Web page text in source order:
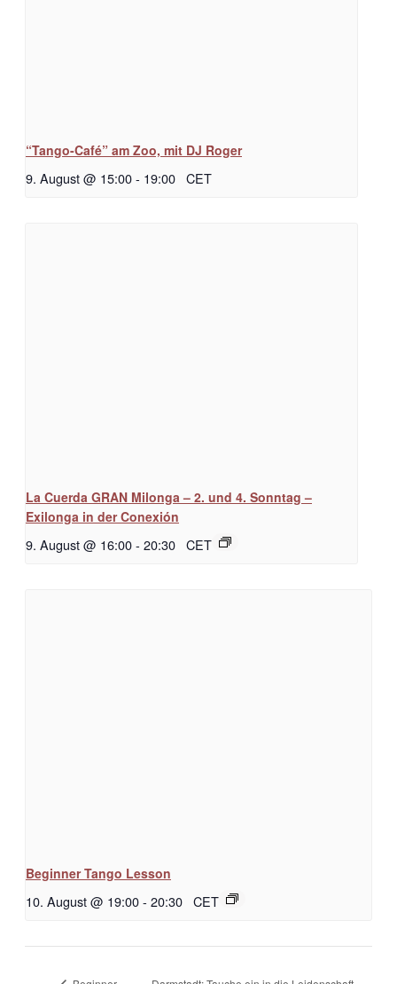
“Tango-Café” am Zoo, mit DJ Roger
9. August @ 15:00- 19:00 CET
La Cuerda GRAN Milonga – 2. und 4. Sonntag –
Exilonga in der Conexión
9. August @ 16:00- 20:30 CET
Beginner Tango Lesson
10. August @ 19:00- 20:30 CET